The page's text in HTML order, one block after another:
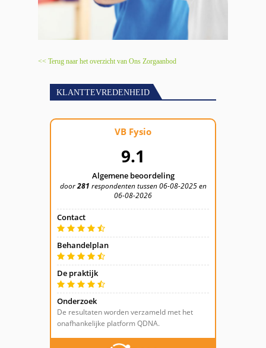
<< Terug naar het overzicht van Ons Zorgaanbod
KLANTTEVREDENHEID